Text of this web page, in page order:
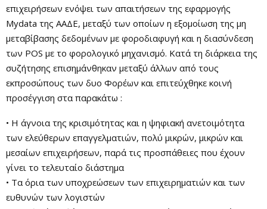
επιχειρήσεων ενόψει των απαιτήσεων της εφαρμογής
Mydata της ΑΑΔΕ, μεταξύ των οποίων η εξομοίωση της μη
μεταβίβασης δεδομένων με φοροδιαφυγή και η διασύνδεση
των POS με το φορολογικό μηχανισμό. Κατά τη διάρκεια της
συζήτησης επισημάνθηκαν μεταξύ άλλων από τους
εκπροσώπους των δυο Φορέων και επιτεύχθηκε κοινή
προσέγγιση στα παρακάτω :
• Η άγνοια της κρισιμότητας και η ψηφιακή ανετοιμότητα
των ελεύθερων επαγγελματιών, πολύ μικρών, μικρών και
μεσαίων επιχειρήσεων, παρά τις προσπάθειες που έχουν
γίνει το τελευταίο διάστημα
• Τα όρια των υποχρεώσεων των επιχειρηματιών και των
ευθυνών των λογιστών